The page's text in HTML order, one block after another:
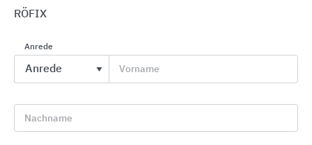
RÖFIX
Anrede
Vorname
Nachname